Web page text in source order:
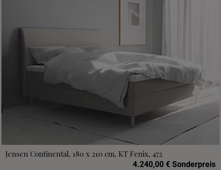
Jensen Continental, 180 x 210 cm, KT Fenix, 472
4.240,00 € Sonderpreis